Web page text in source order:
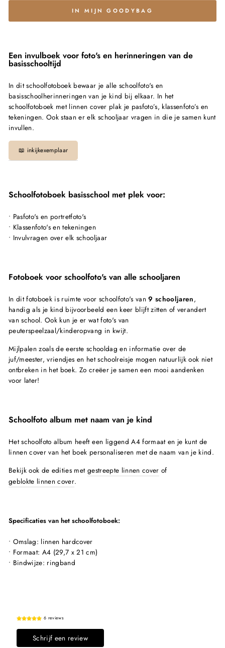
IN MIJN GOODYBAG
Een invulboek voor foto's en herinneringen van de
basisschooltijd
In dit schoolfotoboek bewaar je alle schoolfoto's en
basisschoolherinneringen van je kind bij elkaar. In het
schoolfotoboek met linnen cover plak je pasfoto’s, klassenfoto’s en
tekeningen. Ook staan er elk schooljaar vragen in die je samen kunt
invullen.
📖 inkijkexemplaar
Schoolfotoboek basisschool met plek voor:
• Pasfoto's en portretfoto's
• Klassenfoto's en tekeningen
• Invulvragen over elk schooljaar
Fotoboek voor schoolfoto's van alle schooljaren
In dit fotoboek is ruimte voor schoolfoto's van9 schooljaren,
handig als je kind bijvoorbeeld een keer blijft zitten of verandert
van school. Ook kun je er wat foto's van
peuterspeelzaal/kinderopvang in kwijt.
Mijlpalen zoals de eerste schooldag en informatie over de
juf/meester, vriendjes en het schoolreisje mogen natuurlijk ook niet
ontbreken in het boek. Zo creëer je samen een mooi aandenken
voor later!
Schoolfoto album met naam van je kind
Het schoolfoto album heeft een liggend A4 formaat en je kunt de
linnen cover van het boek personaliseren met de naam van je kind.
Bekijk ook de edities met gestreepte linnen cover of
geblokte linnen cover.
Specificaties van het schoolfotoboek:
• Omslag: linnen hardcover
• Formaat: A4 (29,7 x 21 cm)
• Bindwijze: ringband
6 reviews
Schrijf een review